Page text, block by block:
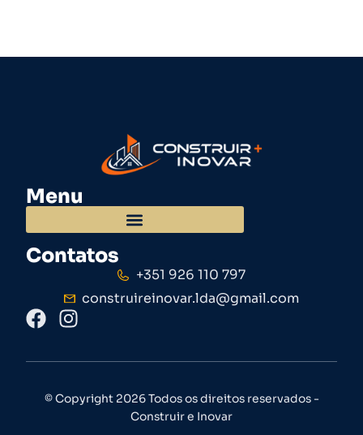
Menu
Contatos
+351 926 110 797
construireinovar.lda@gmail.com
© Copyright 2026 Todos os direitos reservados -
Construir e Inovar